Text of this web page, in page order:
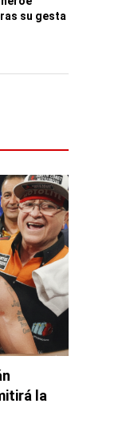
su gesta
la